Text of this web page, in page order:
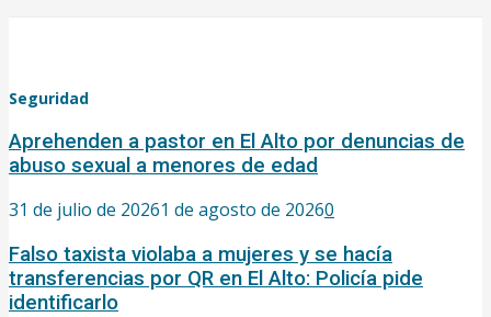
Seguridad
Aprehenden a pastor en El Alto por denuncias de
abuso sexual a menores de edad
31 de julio de 20261 de agosto de 20260
Falso taxista violaba a mujeres y se hacía
transferencias por QR en El Alto: Policía pide
identificarlo